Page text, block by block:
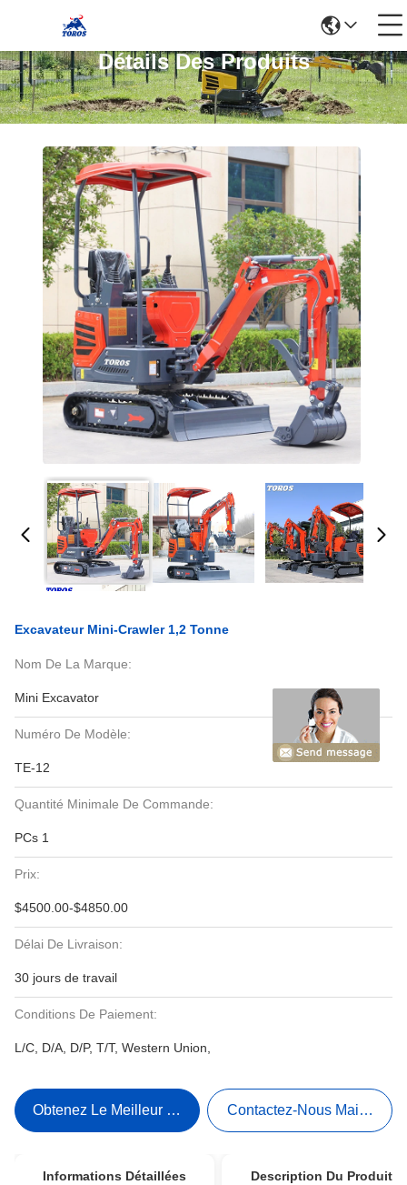
Détails Des Produits
Excavateur Mini-Crawler 1,2 Tonne
Nom De La Marque:
Mini Excavator
Numéro De Modèle:
TE-12
Quantité Minimale De Commande:
PCs 1
Prix:
$4500.00-$4850.00
Délai De Livraison:
30 jours de travail
Conditions De Paiement:
L/C, D/A, D/P, T/T, Western Union,
Obtenez Le Meilleur Prix Contactez-Nous Maintenant
Informations Détaillées Description Du Produit